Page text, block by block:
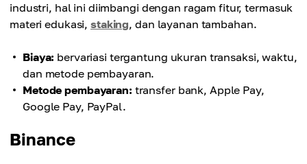
industri, hal ini diimbangi dengan ragam fitur, termasuk
materi edukasi,staking, dan layanan tambahan.
Biaya: bervariasi tergantung ukuran transaksi, waktu,
dan metode pembayaran.
Metode pembayaran: transfer bank, Apple Pay,
Google Pay, PayPal.
Binance